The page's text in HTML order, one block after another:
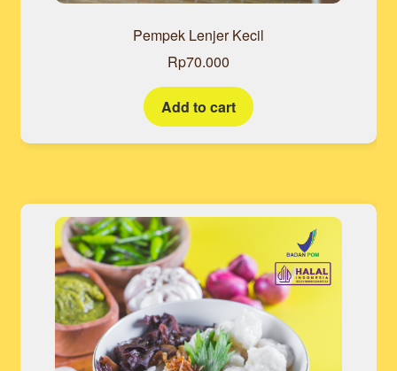
Pempek Lenjer Kecil
Rp70.000
Add to cart